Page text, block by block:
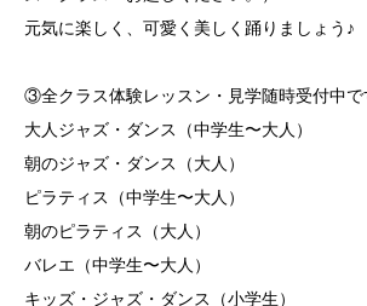
元気に楽しく、可愛く美しく踊りましょう♪
③全クラス体験レッスン・見学随時受付中で
大人ジャズ・ダンス（中学生〜大人）
朝のジャズ・ダンス（大人）
ピラティス（中学生〜大人）
朝のピラティス（大人）
バレエ（中学生〜大人）
キッズ・ジャズ・ダンス（小学生）